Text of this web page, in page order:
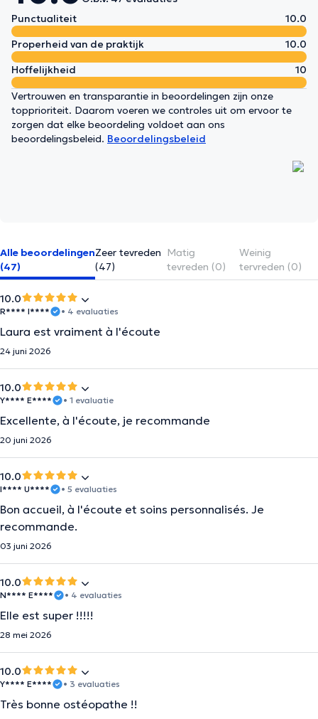
Punctualiteit
10.0
Properheid van de praktijk
10.0
Hoffelijkheid
10
Vertrouwen en transparantie in beoordelingen zijn onze
topprioriteit. Daarom voeren we controles uit om ervoor te
zorgen dat elke beoordeling voldoet aan ons
beoordelingsbeleid. Beoordelingsbeleid
Alle beoordelingen
(47)
Zeer tevreden
(47)
Matig
tevreden (0)
Weinig
tervreden (0)
10.0
R**** I**** • 4 evaluaties
Laura est vraiment à l'écoute
24 juni 2026
10.0
Y**** E**** • 1 evaluatie
Excellente, à l'écoute, je recommande
20 juni 2026
10.0
I**** U**** • 5 evaluaties
Bon accueil, à l'écoute et soins personnalisés. Je
recommande.
03 juni 2026
10.0
N**** E**** • 4 evaluaties
Elle est super !!!!!
28 mei 2026
10.0
Y**** E**** • 3 evaluaties
Très bonne ostéopathe !!